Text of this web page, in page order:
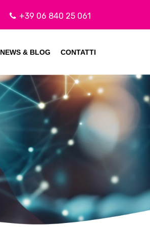
+39 06 840 25 061
NEWS & BLOG CONTATTI